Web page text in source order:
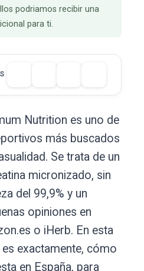
podriamos recibir una
para ti.
Nutrition es uno de
más buscados
Se trata de un
micronizado, sin
del 99,9% y un
opiniones en
o iHerb. En esta
exactamente, cómo
en España, para